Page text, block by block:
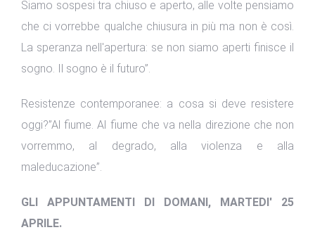
Siamo sospesi tra chiuso e aperto, alle volte pensiamo
che ci vorrebbe qualche chiusura in più ma non è così.
La speranza nell'apertura: se non siamo aperti finisce il
sogno. Il sogno è il futuro”.
Resistenze contemporanee: a cosa si deve resistere
oggi?”Al fiume. Al fiume che va nella direzione che non
vorremmo, al degrado, alla violenza e alla
maleducazione”.
GLI APPUNTAMENTI DI DOMANI, MARTEDI' 25
APRILE.